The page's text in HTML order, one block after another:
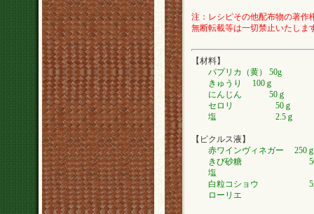
注：レシピその他配布物の著作
無断転載等は一切禁止いたしま
【材料】
パプリカ（黄） 50g
きゅうり 100ｇ
にんじん 50ｇ
セロリ 50ｇ
塩 2.5ｇ
【ピクルス液】
赤ワインヴィネガー 250
きび砂糖 50
塩 15
白粒コショウ 5
ローリエ 1